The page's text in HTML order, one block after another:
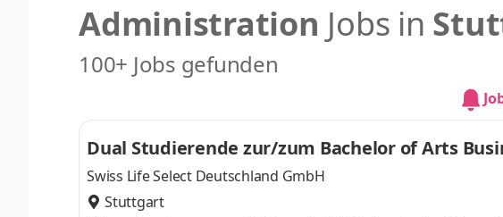
Administration Jobs in
100+ Jobs gefunden
Dual Studierende zur/zum Bachelor of Arts
Swiss Life Select Deutschland GmbH
Stuttgart